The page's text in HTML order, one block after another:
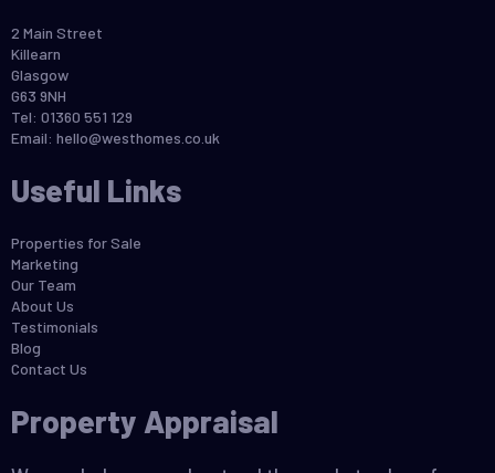
2 Main Street
Killearn
Glasgow
G63 9NH
Tel: 01360 551 129
Email: hello@westhomes.co.uk
Useful Links
Properties for Sale
Marketing
Our Team
About Us
Testimonials
Blog
Contact Us
Property Appraisal